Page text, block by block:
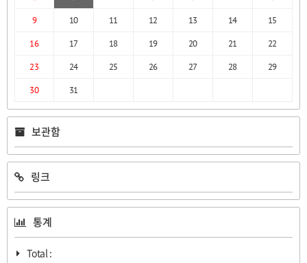
9
10 11 12 13 14
15
16
17 18 19 20 21
22
23
24 25 26 27 28
29
30
31
보관함
링크
통계
Total :